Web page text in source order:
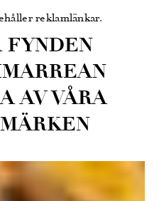
reklamlänkar.
FYNDEN
AV VÅRA